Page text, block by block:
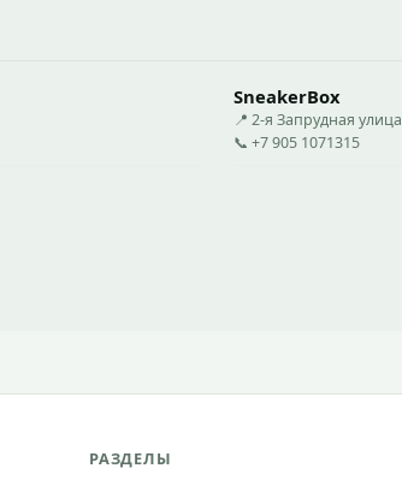
SneakerBox
📍 2-я Запрудная улица
📞 +7 905 1071315
РАЗДЕЛЫ